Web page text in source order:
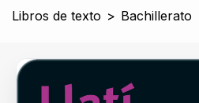
Libros de texto > Bachillerato